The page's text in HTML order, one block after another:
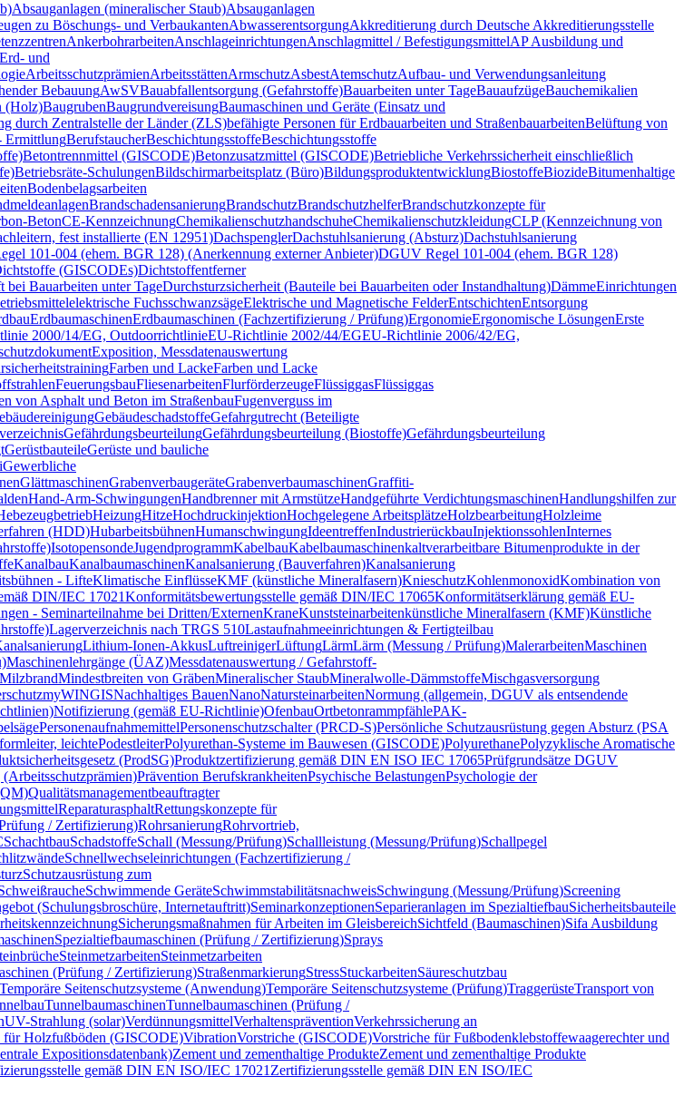
Absauganlagen (mineralischer Staub)Absauganlagen
zu Böschungs- und VerbaukantenAbwasserentsorgungAkkreditierung durch Deutsche Akkreditierungsstelle
AnkerbohrarbeitenAnschlageinrichtungenAnschlagmittel / BefestigungsmittelAP Ausbildung und
und
ArbeitsschutzprämienArbeitsstättenArmschutzAsbestAtemschutzAufbau- und Verwendungsanleitung
BebauungAwSVBauabfallentsorgung (Gefahrstoffe)Bauarbeiten unter TageBauaufzügeBauchemikalien
(Holz)BaugrubenBaugrundvereisungBaumaschinen und Geräte (Einsatz und
durch Zentralstelle der Länder (ZLS)befähigte Personen für Erdbauarbeiten und StraßenbauarbeitenBelüftung von
ErmittlungBerufstaucherBeschichtungsstoffeBeschichtungsstoffe
Betontrennmittel (GISCODE)Betonzusatzmittel (GISCODE)Betriebliche Verkehrssicherheit einschließlich
Betriebsräte-SchulungenBildschirmarbeitsplatz (Büro)BildungsproduktentwicklungBiostoffeBiozideBitumenhaltige
Bodenbelagsarbeiten
BrandschadensanierungBrandschutzBrandschutzhelferBrandschutzkonzepte für
BetonCE-KennzeichnungChemikalienschutzhandschuheChemikalienschutzkleidungCLP (Kennzeichnung von
fest installierte (EN 12951)DachspenglerDachstuhlsanierung (Absturz)Dachstuhlsanierung
101-004 (ehem. BGR 128) (Anerkennung externer Anbieter)DGUV Regel 101-004 (ehem. BGR 128)
(GISCODEs)Dichtstoffentferner
bei Bauarbeiten unter TageDurchsturzsicherheit (Bauteile bei Bauarbeiten oder Instandhaltung)DämmeEinrichtungen
elektrische FuchsschwanzsägeElektrische und Magnetische FelderEntschichtenEntsorgung
ErdbaumaschinenErdbaumaschinen (Fachzertifizierung / Prüfung)ErgonomieErgonomische LösungenErste
2000/14/EG, OutdoorrichtlinieEU-Richtlinie 2002/44/EGEU-Richtlinie 2006/42/EG,
Exposition, Messdatenauswertung
Farben und LackeFarben und Lacke
FeuerungsbauFliesenarbeitenFlurförderzeugeFlüssiggasFlüssiggas
von Asphalt und Beton im StraßenbauFugenverguss im
GebäudeschadstoffeGefahrgutrecht (Beteiligte
GefährdungsbeurteilungGefährdungsbeurteilung (Biostoffe)Gefährdungsbeurteilung
GerüstbauteileGerüste und bauliche
Gewerbliche
GlättmaschinenGrabenverbaugeräteGrabenverbaumaschinenGraffiti-
Hand-Arm-SchwingungenHandbrenner mit ArmstützeHandgeführte VerdichtungsmaschinenHandlungshilfen zur
HeizungHitzeHochdruckinjektionHochgelegene ArbeitsplätzeHolzbearbeitungHolzleime
(HDD)HubarbeitsbühnenHumanschwingungIdeentreffenIndustrierückbauInjektionssohlenInternes
IsotopensondeJugendprogrammKabelbauKabelbaumaschinenkaltverarbeitbare Bitumenprodukte in der
KanalbauKanalbaumaschinenKanalsanierung (Bauverfahren)Kanalsanierung
- LifteKlimatische EinflüsseKMF (künstliche Mineralfasern)KnieschutzKohlenmonoxidKombination von
DIN/IEC 17021Konformitätsbewertungsstelle gemäß DIN/IEC 17065Konformitätserklärung gemäß EU-
- Seminarteilnahme bei Dritten/ExternenKraneKunststeinarbeitenkünstliche Mineralfasern (KMF)Künstliche
Lagerverzeichnis nach TRGS 510Lastaufnahmeeinrichtungen & Fertigteilbau
Lithium-Ionen-AkkusLuftreinigerLüftungLärmLärm (Messung / Prüfung)MalerarbeitenMaschinen
Maschinenlehrgänge (ÜAZ)Messdatenauswertung / Gefahrstoff-
MilzbrandMindestbreiten von GräbenMineralischer StaubMineralwolle-DämmstoffeMischgasversorgung
myWINGISNachhaltiges BauenNanoNatursteinarbeitenNormung (allgemein, DGUV als entsendende
Notifizierung (gemäß EU-Richtlinie)OfenbauOrtbetonrammpfählePAK-
PersonenaufnahmemittelPersonenschutzschalter (PRCD-S)Persönliche Schutzausrüstung gegen Absturz (PSA
leichtePodestleiterPolyurethan-Systeme im Bauwesen (GISCODE)PolyurethanePolyzyklische Aromatische
(ProdSG)Produktzertifizierung gemäß DIN EN ISO IEC 17065Prüfgrundsätze DGUV
Prävention BerufskrankheitenPsychische BelastungenPsychologie der
Qualitätsmanagementbeauftragter
ReparaturasphaltRettungskonzepte für
/ Zertifizierung)RohrsanierungRohrvortrieb,
SchachtbauSchadstoffeSchall (Messung/Prüfung)Schallleistung (Messung/Prüfung)Schallpegel
Schnellwechseleinrichtungen (Fachzertifizierung /
Schutzausrüstung zum
Schwimmende GeräteSchwimmstabilitätsnachweisSchwingung (Messung/Prüfung)Screening
(Schulungsbroschüre, Internetauftritt)SeminarkonzeptionenSeparieranlagen im SpezialtiefbauSicherheitsbauteile
Sicherungsmaßnahmen für Arbeiten im GleisbereichSichtfeld (Baumaschinen)Sifa Ausbildung
Spezialtiefbaumaschinen (Prüfung / Zertifizierung)Sprays
SteinmetzarbeitenSteinmetzarbeiten
(Prüfung / Zertifizierung)StraßenmarkierungStressStuckarbeitenSäureschutzbau
Temporäre Seitenschutzsysteme (Anwendung)Temporäre Seitenschutzsysteme (Prüfung)TraggerüsteTransport von
TunnelbaumaschinenTunnelbaumaschinen (Prüfung /
UV-Strahlung (solar)VerdünnungsmittelVerhaltenspräventionVerkehrssicherung an
für Holzfußböden (GISCODE)VibrationVorstriche (GISCODE)Vorstriche für Fußbodenklebstoffewaagerechter und
Expositionsdatenbank)Zement und zementhaltige ProdukteZement und zementhaltige Produkte
gemäß DIN EN ISO/IEC 17021Zertifizierungsstelle gemäß DIN EN ISO/IEC